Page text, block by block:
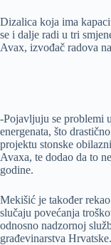
Dizalica koja ima
se i dalje radi u tri
Avax, izvođač radova
-Pojavljuju se problemi
energenata, što
projektu stonske
Avaxa, te dodao da to
godine.
Mekišić je također
slučaju povećanja
odnosno nadzornoj
građevinarstva Hrvatske.